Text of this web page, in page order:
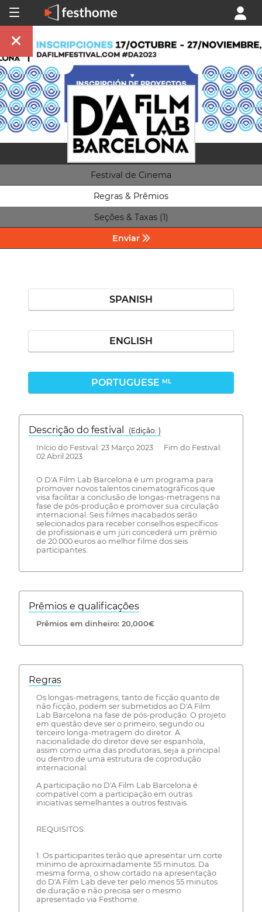
Festival de Cinema
Regras & Prêmios
Seções & Taxas (1)
Enviar
SPANISH
ENGLISH
PORTUGUESE ML
Descrição do festival
(Edição: )
Início do Festival: 23 Março 2023 Fim do Festival:
02 Abril 2023
O D'A Film Lab Barcelona é um programa para
promover novos talentos cinematográficos que
visa facilitar a conclusão de longas-metragens na
fase de pós-produção e promover sua circulação
internacional. Seis filmes inacabados serão
selecionados para receber conselhos específicos
de profissionais e um júri concederá um prêmio
de 20.000 euros ao melhor filme dos seis
participantes.
Prêmios e qualificações
Prêmios em dinheiro: 20,000€
Regras
Os longas-metragens, tanto de ficção quanto de
não ficção, podem ser submetidos ao D'A Film
Lab Barcelona na fase de pós-produção. O projeto
em questão deve ser o primeiro, segundo ou
terceiro longa-metragem do diretor. A
nacionalidade do diretor deve ser espanhola,
assim como uma das produtoras, seja a principal
ou dentro de uma estrutura de coprodução
internacional.
A participação no D'A Film Lab Barcelona é
compatível com a participação em outras
iniciativas semelhantes a outros festivais.
REQUISITOS:
1. Os participantes terão que apresentar um corte
mínimo de aproximadamente 55 minutos. Da
mesma forma, o show cortado na apresentação
do D'A Film Lab deve ter pelo menos 55 minutos
de duração e não precisa ser o mesmo
apresentado via Festhome.